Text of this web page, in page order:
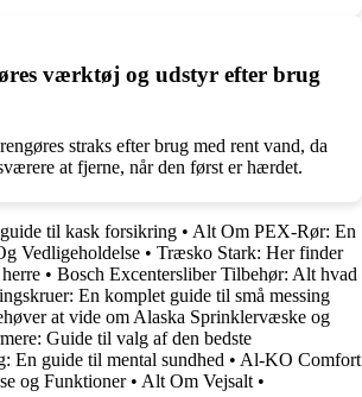
værktøj og udstyr efter brug
straks efter brug med rent vand, da
at fjerne, når den først er hærdet.
til kask forsikring • Alt Om PEX-Rør: En
Vedligeholdelse • Træsko Stark: Her finder
• Bosch Excentersliber Tilbehør: Alt hvad
En komplet guide til små messing
at vide om Alaska Sprinklervæske og
Guide til valg af den bedste
En guide til mental sundhed • Al-KO Comfort
og Funktioner• Alt Om Vejsalt •